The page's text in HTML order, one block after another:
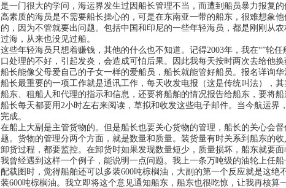
是一门很大的学问，海运界发生过因船长管理不当，而遭到船员暴力报复
高素质的海员是不需要船长操心的，可是在东南亚一带的船东，很难想象
的，因为不管就要出问题。包括中国和印尼的一些年轻海员，都是刚刚从
过海，从来也没见过船。
这些年轻海员只想着赚钱，其他的什么也不知道。记得2003年，我在“”轮
口处理的不好，引起发炎，会造成可怕后果。因此我每天按时两次去给他
船长能像父母爱自己的子女一样的爱船员，船长就能管好船员。 报名详询华
船长最重要的一项工作就是通讯工作，每天收发电报（这是传统叫法），
船东、租船人和代理的指示和信息，还要将船舶的情况报告给船东，要将
船长每天都要用2小时左右来阅读，草拟和收发这些电子邮件。当今航运
完成。
在船上大副是主管货物的。但是船长也要关心货物的管理，船长的关心会
题。货物的管理分两个方面，就是数量和质量。装货量有时关系到船东的
卸货过程，都要监控。在卸货时如果发现数量短少，质量损坏，船东就要面
我曾经遇到这样一个例子，能说明一点问题。我上一条万吨级的油轮上任
配载图时，觉得船舶还可以多装600吨棕榈油，大副的第一个反应就是这
装600吨棕榈油。我立即将这个意见通知船东，船东也很吃惊，让我再核算